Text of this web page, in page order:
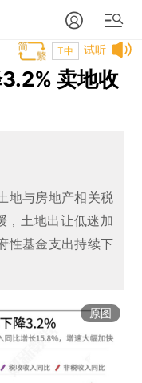
试听
T中
卖地收
地与房地产相关税
，土地出让低迷加
性基金支出持续下
原图